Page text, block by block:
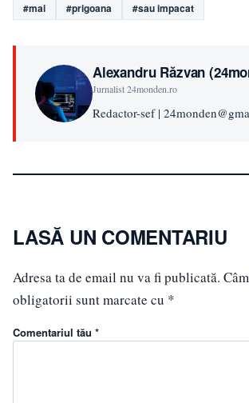
#mai
#prigoana #sau impacat
Alexandru Răzvan
Jurnalist 24monden.ro
Redactor-sef |
LASĂ UN COMENTARIU
Adresa ta de email nu va fi publicată.
obligatorii sunt marcate cu *
Comentariul tău *